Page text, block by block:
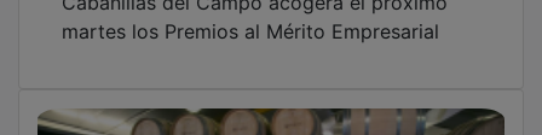
martes los Premios al Mérito Empresarial